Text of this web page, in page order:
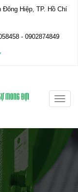
Hiệp, TP. Hồ Chí
- 0902874849
Toggle